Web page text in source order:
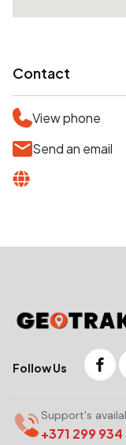
Contact
View phone
Send an email
Follow Us
Support's
+371 299 934